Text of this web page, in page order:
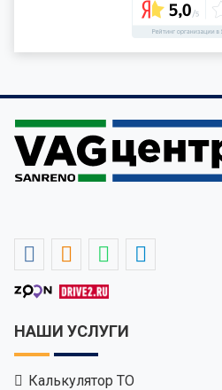
НАШИ УСЛУГИ
Калькулятор ТО